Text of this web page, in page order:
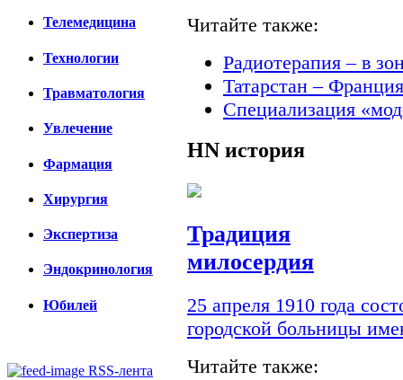
Телемедицина
Технологии
Травматология
Увлечение
Фармация
Хирургия
Экспертиза
Эндокринология
Юбилей
RSS-лента
Читайте также:
Радиотерапия – в
Татарстан –
Специализация
HN история
Традиция
милосердия
25 апреля 1910 года
городской больницы
Читайте также: